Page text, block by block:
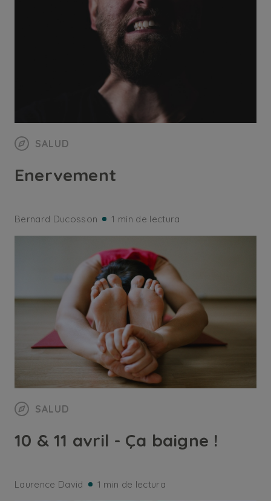
SALUD
Enervement
Bernard Ducosson 1 min de lectura
SALUD
10 & 11 avril - Ça baigne !
Laurence David 1 min de lectura